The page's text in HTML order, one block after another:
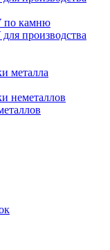
по камню
производства
металла
неметаллов